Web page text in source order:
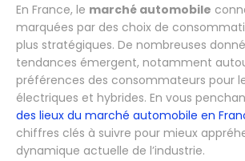
En France, le marché automobile
marquées par des choix de
plus stratégiques. De nombreuses
tendances émergent, notamment
préférences des consommateurs pour
électriques et hybrides. En vous
des lieux du marché automobile en
chiffres clés à suivre pour mieux
dynamique actuelle de l’industrie.